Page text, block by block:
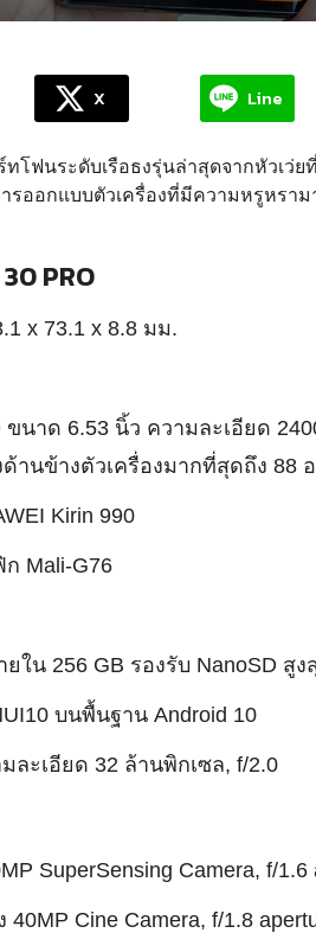
X Line
โฟนระดับเรือธงรุ่นล่าสุดจากหัวเว่
รออกแบบตัวเครื่องที่มีความหรูหรา
PRO
x 73.1 x 8.8 มม.
นาด 6.53 นิ้ว ความละเอียด
านข้างตัวเครื่องมากที่สุดถึง 88
Kirin 990
Mali-G76
ใน 256 GB รองรับ NanoSD สูง
บนพื้นฐาน Android 10
ละเอียด 32 ล้านพิกเซล, f/2.0
SuperSensing Camera, f/1.6
40MP Cine Camera, f/1.8